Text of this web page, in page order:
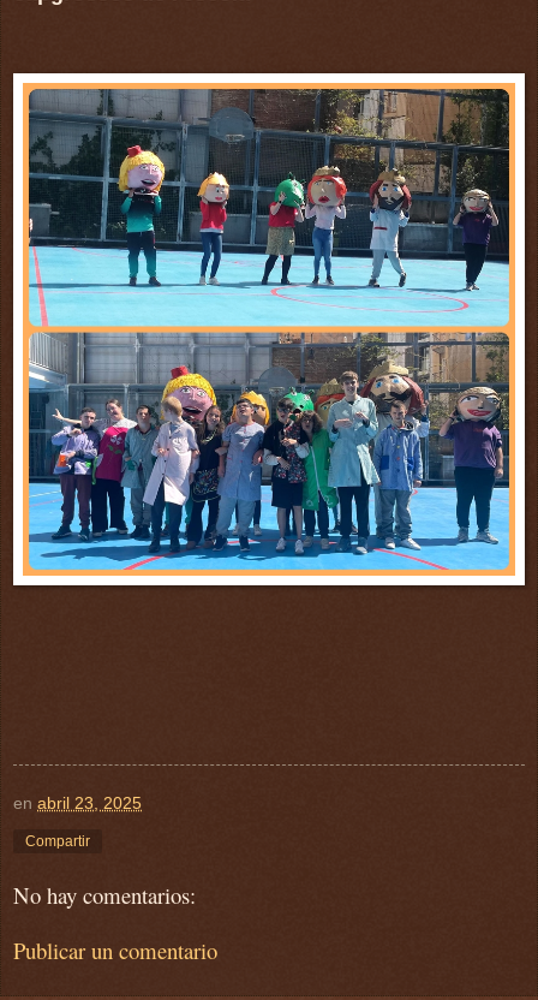
en abril 23, 2025
Compartir
No hay comentarios:
Publicar un comentario